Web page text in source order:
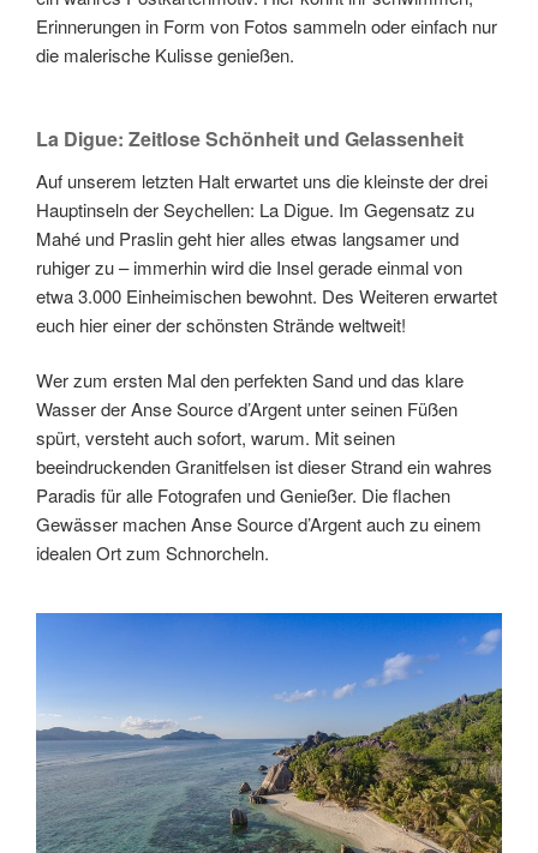
Erinnerungen in Form von Fotos sammeln oder einfach nur
die malerische Kulisse genießen.
La Digue: Zeitlose Schönheit und Gelassenheit
Auf unserem letzten Halt erwartet uns die kleinste der drei
Hauptinseln der Seychellen: La Digue. Im Gegensatz zu
Mahé und Praslin geht hier alles etwas langsamer und
ruhiger zu – immerhin wird die Insel gerade einmal von
etwa 3.000 Einheimischen bewohnt. Des Weiteren erwartet
euch hier einer der schönsten Strände weltweit!
Wer zum ersten Mal den perfekten Sand und das klare
Wasser der Anse Source d’Argent unter seinen Füßen
spürt, versteht auch sofort, warum. Mit seinen
beeindruckenden Granitfelsen ist dieser Strand ein wahres
Paradis für alle Fotografen und Genießer. Die flachen
Gewässer machen Anse Source d’Argent auch zu einem
idealen Ort zum Schnorcheln.